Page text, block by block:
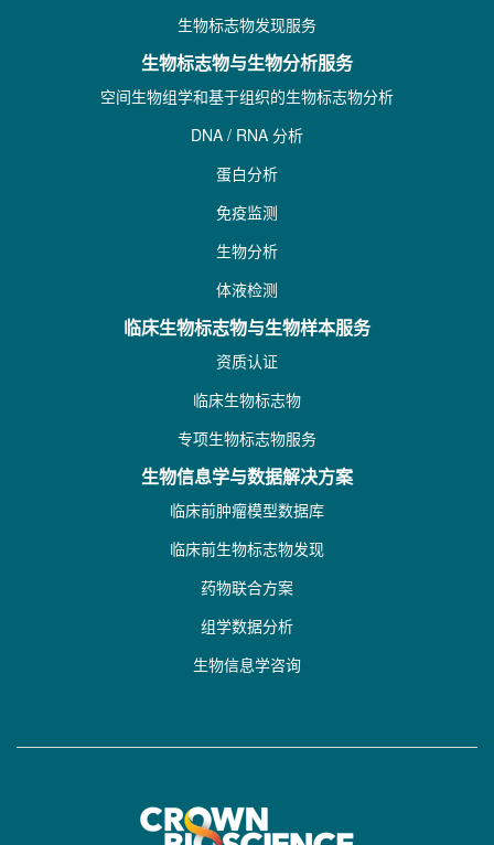
生物标志物发现服务
生物标志物与生物分析服务
空间生物组学和基于组织的生物标志物分析
DNA / RNA 分析
蛋白分析
免疫监测
生物分析
体液检测
临床生物标志物与生物样本服务
资质认证
临床生物标志物
专项生物标志物服务
生物信息学与数据解决方案
临床前肿瘤模型数据库
临床前生物标志物发现
药物联合方案
组学数据分析
生物信息学咨询